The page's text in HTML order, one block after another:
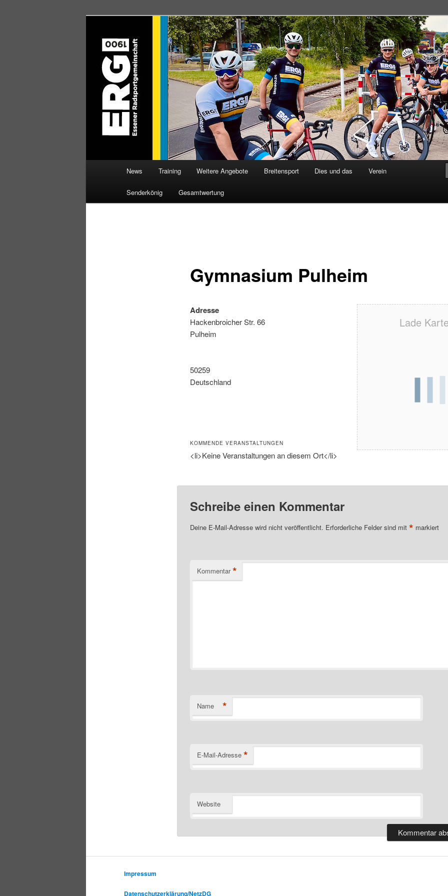
ERG 1900 e.V
Willkommen bei der Essener Radsportgemeinschaft
News Training Weitere Angebote Breitensport Dies und das Verein
Senderkönig Gesamtwertung
Gymnasium Pulheim
Lade
Adresse
Hackenbroicher Str. 66
Pulheim
50259
Deutschland
KOMMENDE VERANSTALTUNGEN
<li>Keine Veranstaltungen an diesem Ort</li>
Schreibe einen Kommentar
Deine E-Mail-Adresse wird nicht veröffentlicht. Erforderliche Felder sind mit * markiert
Kommentar *
Name *
E-Mail-Adresse *
Website
Impressum
Datenschutzerklärung/NetzDG